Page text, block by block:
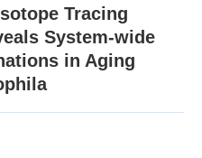
Tracing
System-wide
in Aging